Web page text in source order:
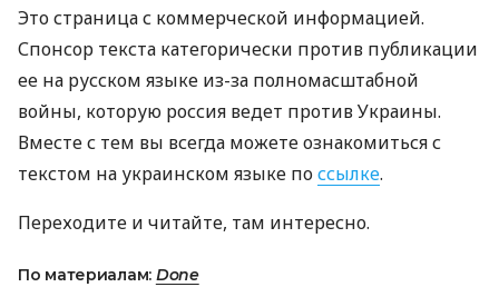
Это страница с коммерческой информацией.
Спонсор текста категорически против публикации
ее на русском языке из-за полномасштабной
войны, которую россия ведет против Украины.
Вместе с тем вы всегда можете ознакомиться с
текстом на украинском языке поссылке.
Переходите и читайте, там интересно.
По материалам: Done